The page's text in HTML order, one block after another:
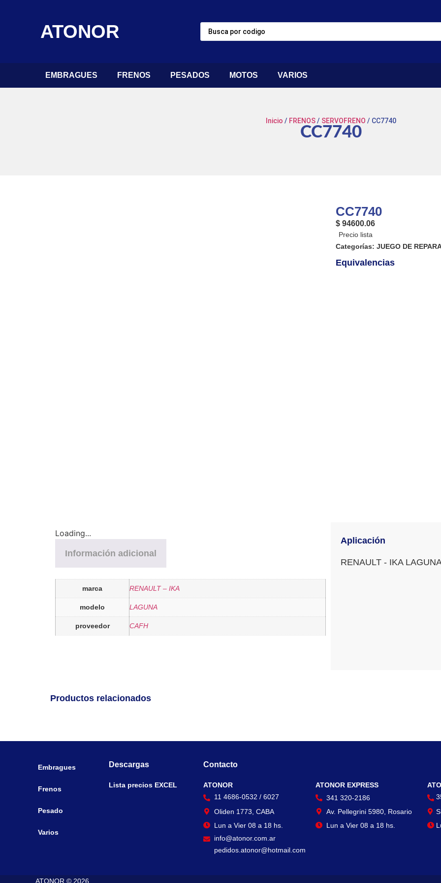
ATONOR
EMBRAGUES FRENOS PESADOS MOTOS VARIOS
Inicio / FRENOS/ SERVOFRENO / CC7740
CC7740
CC7740
$ 94600.06
Categorías: JUEGO DE
Equivalencias
Loading...
Información adicional
marca RENAULT – IKA
modelo LAGUNA
proveedor CAFH
Aplicación
RENAULT - IKA
Productos relacionados
Embragues
Frenos
Pesado
Varios
Descargas
Lista precios EXCEL
Contacto
ATONOR
11 4686-0532 / 6027
Oliden 1773, CABA
Lun a Vier 08 a 18 hs.
info@atonor.com.ar
pedidos.atonor@hotmail.com
ATONOR EXPRESS
341 320-2186
Av. Pellegrini 5980, Rosario
Lun a Vier 08 a 18 hs.
ATONOR © 2026